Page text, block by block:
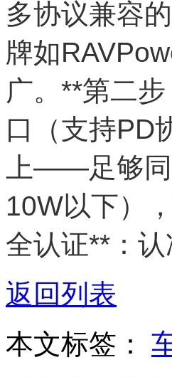
多协议兼容
牌如
广。**第二
口（支持PD
上——足够
10W以下）
全认证**：
返回列表
本文标签：